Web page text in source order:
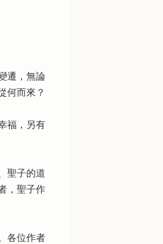
遷，無論
何而來？
福，另有
聖子的道
，聖子作
各位作者